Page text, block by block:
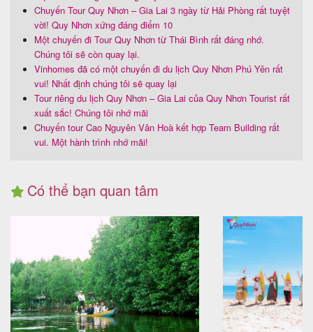
Chuyến Tour Quy Nhơn – Gia Lai 3 ngày từ Hải Phòng rất tuyệt
vời! Quy Nhơn xứng đáng điểm 10
Một chuyến đi Tour Quy Nhơn từ Thái Bình rất đáng nhớ.
Chúng tôi sẽ còn quay lại.
Vinhomes đã có một chuyến đi du lịch Quy Nhơn Phú Yên rất
vui! Nhất định chúng tôi sẽ quay lại
Tour riêng du lịch Quy Nhơn – Gia Lai của Quy Nhơn Tourist rất
xuất sắc! Chúng tôi nhớ mãi
Chuyến tour Cao Nguyên Vân Hoà kết hợp Team Building rất
vui. Một hành trình nhớ mãi!
Có thể bạn quan tâm